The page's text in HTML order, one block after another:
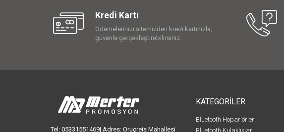
Kredi Kartı
Ödemelerinizi sitemizden kredi kartınızla,
güvenle gerçekleştirebilirsiniz.
Tel: 05331551469| Adres: Oruçreis Mahallesi
KATEGORİLER
Bluetooth Hoparlörler
Bluetooth Kulaklıklar